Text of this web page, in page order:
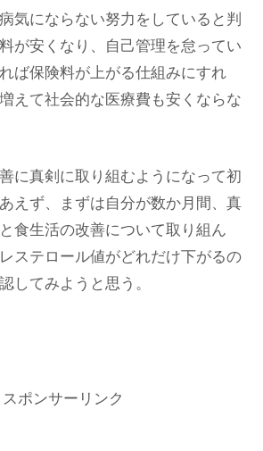
気にならない努力をしていると判
が安くなり、自己管理を怠ってい
ば保険料が上がる仕組みにすれ
えて社会的な医療費も安くならな
に真剣に取り組むようになって初
えず、まずは自分が数か月間、真
食生活の改善について取り組ん
ステロール値がどれだけ下がるの
してみようと思う。
スポンサーリンク